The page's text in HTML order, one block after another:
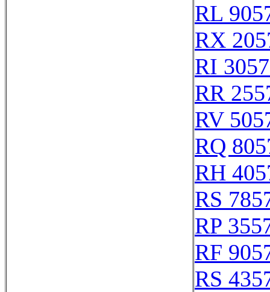
RL
RX
RI
RR
RV
RQ
RH
RS
RP
RF
RS